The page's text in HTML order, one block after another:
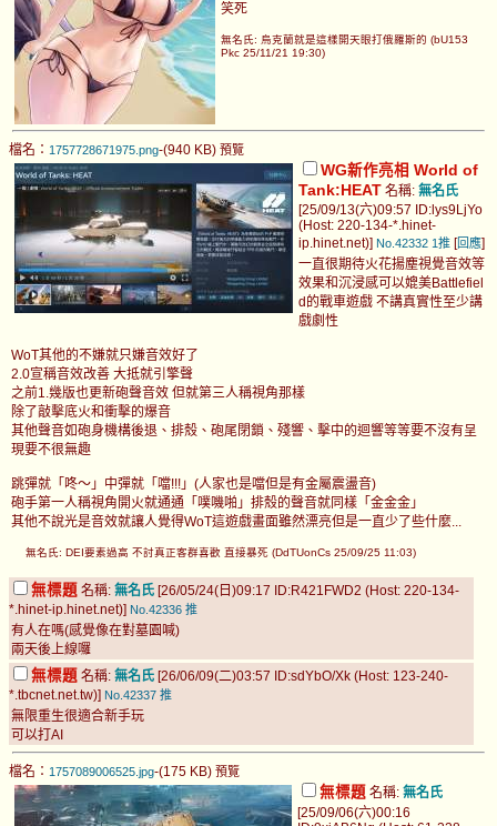
笑死
無名氏: 烏克蘭就是這樣開天眼打俄羅斯的 (bU153
Pkc 25/11/21 19:30)
檔名： 1757728671975.png-(940 KB) 預覽
WG新作亮相 World of
Tank:HEAT 名稱: 無名氏
[25/09/13(六)09:57 ID:lys9LjYo
(Host: 220-134-*.hinet-
ip.hinet.net)] No.42332 1推 [回應]
一直很期待火花揚塵視覺音效等
效果和沉浸感可以媲美Battlefiel
d的戰車遊戲 不講真實性至少講
戲劇性
WoT其他的不嫌就只嫌音效好了
2.0宣稱音效改善 大抵就引擎聲
之前1.幾版也更新砲聲音效 但就第三人稱視角那樣
除了敲擊底火和衝擊的爆音
其他聲音如砲身機構後退、排殼、砲尾閉鎖、殘響、擊中的迴響等等要不沒有呈
現要不很無趣
跳彈就「咚～」中彈就「噹!!!」(人家也是噹但是有金屬震盪音)
砲手第一人稱視角開火就通通「噗嘰啪」排殼的聲音就同樣「金金金」
其他不說光是音效就讓人覺得WoT這遊戲畫面雖然漂亮但是一直少了些什麼...
無名氏: DEI要素過高 不討真正客群喜歡 直接暴死 (DdTUonCs 25/09/25 11:03)
無標題 名稱: 無名氏 [26/05/24(日)09:17 ID:R421FWD2 (Host: 220-134-
*.hinet-ip.hinet.net)] No.42336 推
有人在嗎(感覺像在對墓園喊)
兩天後上線囉
無標題 名稱: 無名氏 [26/06/09(二)03:57 ID:sdYbO/Xk (Host: 123-240-
*.tbcnet.net.tw)] No.42337 推
無限重生很適合新手玩
可以打AI
檔名： 1757089006525.jpg-(175 KB) 預覽
無標題 名稱: 無名氏
[25/09/06(六)00:16